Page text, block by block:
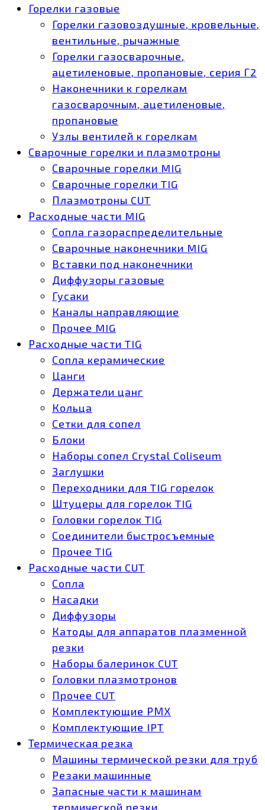
Горелки газовые
Горелки газовоздушные, кровельные,
вентильные, рычажные
Горелки газосварочные,
ацетиленовые, пропановые, серия Г2
Наконечники к горелкам
газосварочным, ацетиленовые,
пропановые
Узлы вентилей к горелкам
Сварочные горелки и плазмотроны
Сварочные горелки MIG
Сварочные горелки TIG
Плазмотроны CUT
Расходные части MIG
Сопла газораспределительные
Сварочные наконечники MIG
Вставки под наконечники
Диффузоры газовые
Гусаки
Каналы направляющие
Прочее MIG
Расходные части TIG
Сопла керамические
Цанги
Держатели цанг
Кольца
Сетки для сопел
Блоки
Наборы сопел Crystal Coliseum
Заглушки
Переходники для TIG горелок
Штуцеры для горелок TIG
Головки горелок TIG
Соединители быстросъемные
Прочее TIG
Расходные части CUT
Сопла
Насадки
Диффузоры
Катоды для аппаратов плазменной
резки
Наборы балеринок CUT
Головки плазмотронов
Прочее CUT
Комплектующие РМХ
Комплектующие IPT
Термическая резка
Машины термической резки для труб
Резаки машинные
Запасные части к машинам
термической резки